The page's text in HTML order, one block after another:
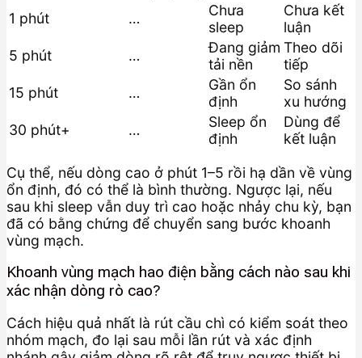
1 phút
…
Chưa
sleep
Chưa kết
luận
5 phút
…
Đang giảm
tải nền
Theo dõi
tiếp
15 phút
…
Gần ổn
định
So sánh
xu hướng
30 phút+
…
Sleep ổn
định
Dùng để
kết luận
Cụ thể, nếu dòng cao ở phút 1–5 rồi hạ dần về vùng
ổn định, đó có thể là bình thường. Ngược lại, nếu
sau khi sleep vẫn duy trì cao hoặc nhảy chu kỳ, bạn
đã có bằng chứng để chuyển sang bước khoanh
vùng mạch.
Khoanh vùng mạch hao điện bằng cách nào sau khi
xác nhận dòng rò cao?
Cách hiệu quả nhất là rút cầu chì có kiểm soát theo
nhóm mạch, đo lại sau mỗi lần rút và xác định